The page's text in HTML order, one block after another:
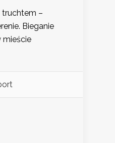
truchtem –
Bieganie
mieście